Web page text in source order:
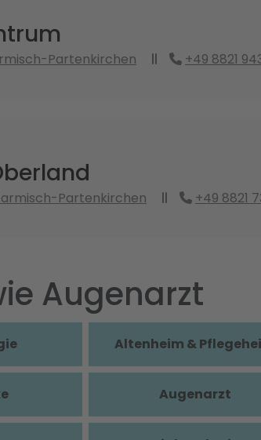
Partenkirchen +49 8821
Partenkirchen +49 8821
Augenarzt
Altenheim &
Augenarzt